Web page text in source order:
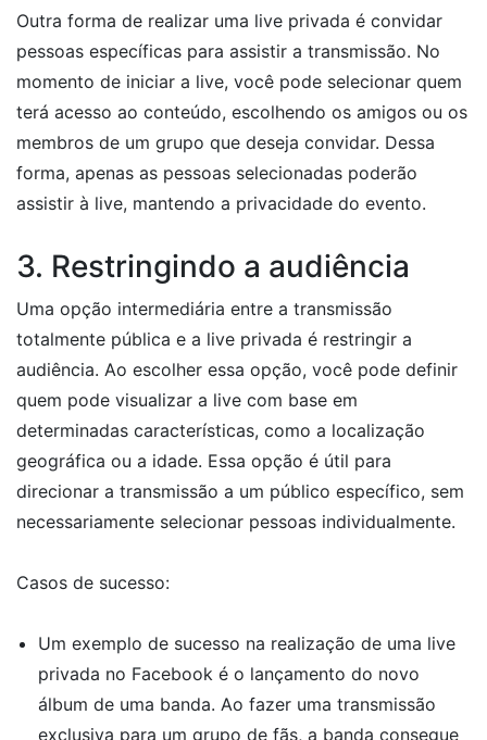
Outra forma de realizar uma live privada é convidar
pessoas específicas para assistir a transmissão. No
momento de iniciar a live, você pode selecionar quem
terá acesso ao conteúdo, escolhendo os amigos ou os
membros de um grupo que deseja convidar. Dessa
forma, apenas as pessoas selecionadas poderão
assistir à live, mantendo a privacidade do evento.
3. Restringindo a audiência
Uma opção intermediária entre a transmissão
totalmente pública e a live privada é restringir a
audiência. Ao escolher essa opção, você pode definir
quem pode visualizar a live com base em
determinadas características, como a localização
geográfica ou a idade. Essa opção é útil para
direcionar a transmissão a um público específico, sem
necessariamente selecionar pessoas individualmente.
Casos de sucesso:
Um exemplo de sucesso na realização de uma live
privada no Facebook é o lançamento do novo
álbum de uma banda. Ao fazer uma transmissão
exclusiva para um grupo de fãs, a banda consegue